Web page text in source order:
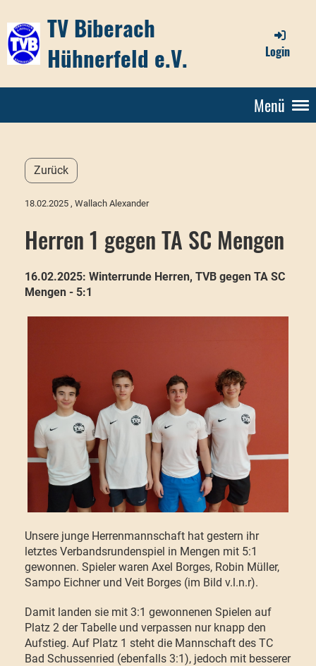
TV Biberach
Hühnerfeld e.V.
Login
Menü
Zurück
18.02.2025 , Wallach Alexander
Herren 1 gegen TA SC Mengen
16.02.2025: Winterrunde Herren, TVB gegen TA SC
Mengen - 5:1
Unsere junge Herrenmannschaft hat gestern ihr
letztes Verbandsrundenspiel in Mengen mit 5:1
gewonnen. Spieler waren Axel Borges, Robin Müller,
Sampo Eichner und Veit Borges (im Bild v.l.n.r).
Damit landen sie mit 3:1 gewonnenen Spielen auf
Platz 2 der Tabelle und verpassen nur knapp den
Aufstieg. Auf Platz 1 steht die Mannschaft des TC
Bad Schussenried (ebenfalls 3:1), jedoch mit besserer